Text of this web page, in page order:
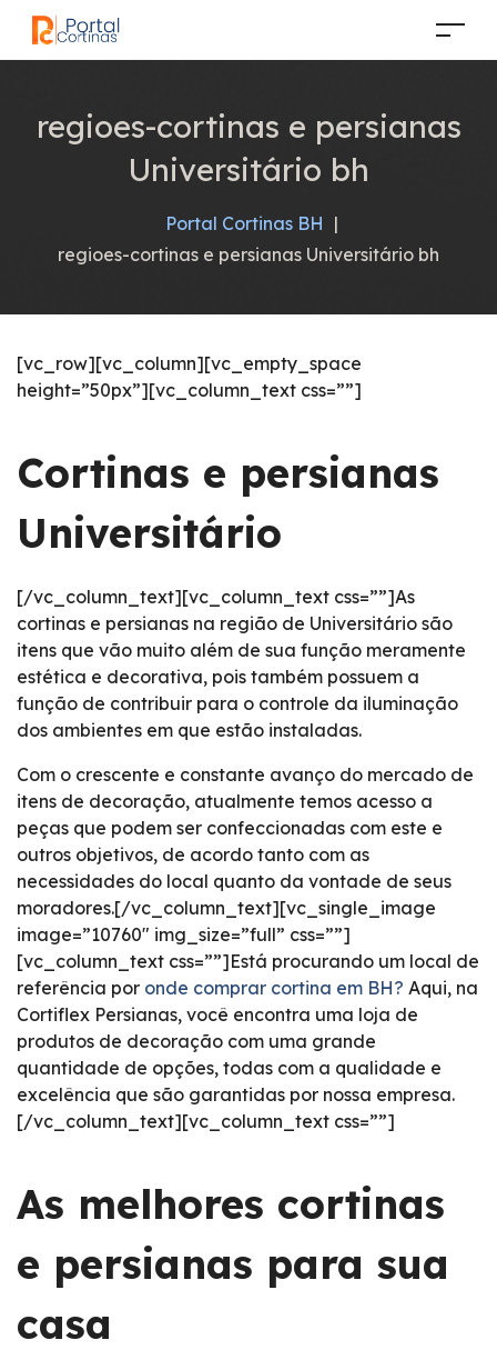
regioes-cortinas e persianas
Universitário bh
Portal Cortinas BH |
regioes-cortinas e persianas Universitário bh
[vc_row][vc_column][vc_empty_space
height=”50px”][vc_column_text css=””]
Cortinas e persianas
Universitário
[/vc_column_text][vc_column_text css=””]As
cortinas e persianas na região de Universitário são
itens que vão muito além de sua função meramente
estética e decorativa, pois também possuem a
função de contribuir para o controle da iluminação
dos ambientes em que estão instaladas.
Com o crescente e constante avanço do mercado de
itens de decoração, atualmente temos acesso a
peças que podem ser confeccionadas com este e
outros objetivos, de acordo tanto com as
necessidades do local quanto da vontade de seus
moradores.[/vc_column_text][vc_single_image
image=”10760″ img_size=”full” css=””]
[vc_column_text css=””]Está procurando um local de
referência por onde comprar cortina em BH? Aqui, na
Cortiflex Persianas, você encontra uma loja de
produtos de decoração com uma grande
quantidade de opções, todas com a qualidade e
excelência que são garantidas por nossa empresa.
[/vc_column_text][vc_column_text css=””]
As melhores cortinas
e persianas para sua
casa